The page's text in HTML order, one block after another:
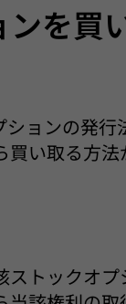
を買
ョンの発行
い取る方
ストックオ